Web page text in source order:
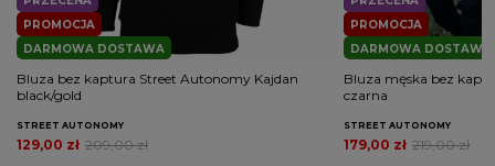
PROMOCJA
DARMOWA DOSTAWA
Bluza bez kaptura Street Autonomy Kajdan
black/gold
STREET AUTONOMY
209,00 zł
129,00 zł
PROMOCJA
DARMOWA DOSTAWA
Bluza męska bez
czarna
STREET AUTONOMY
219,00 zł
179,00 zł